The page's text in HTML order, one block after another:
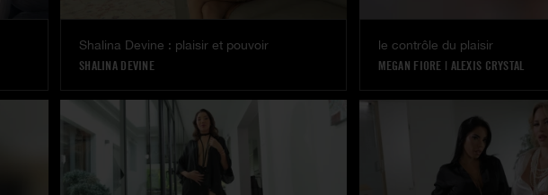
Shalina Devine : plaisir et pouvoir
SHALINA DEVINE
le contrôle du plaisir
MEGAN FIORE | ALEXIS CRYSTAL